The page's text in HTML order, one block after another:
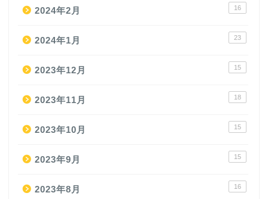
2024年2月 16
2024年1月 23
2023年12月 15
2023年11月 18
2023年10月 15
2023年9月 15
2023年8月 16